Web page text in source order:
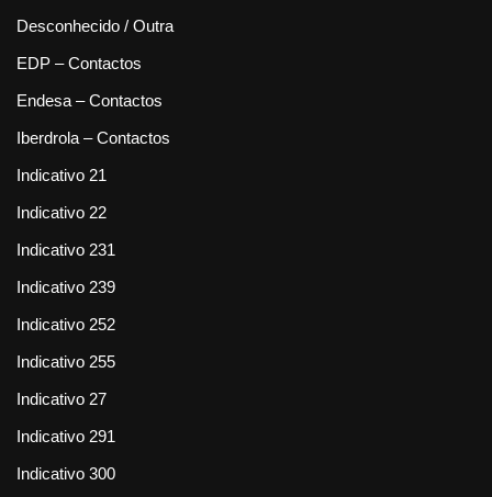
Desconhecido / Outra
EDP – Contactos
Endesa – Contactos
Iberdrola – Contactos
Indicativo 21
Indicativo 22
Indicativo 231
Indicativo 239
Indicativo 252
Indicativo 255
Indicativo 27
Indicativo 291
Indicativo 300